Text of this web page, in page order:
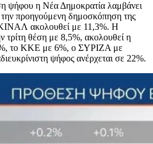
ψήφου η Νέα Δημοκρατία λαμβάνει
προηγούμενη δημοσκόπηση της
ακολουθεί με 11,3%. Η
τρίτη θέση με 8,5%, ακολουθεί η
το ΚΚΕ με 6%, ο ΣΥΡΙΖΑ με
ψήφος ανέρχεται σε 22%.